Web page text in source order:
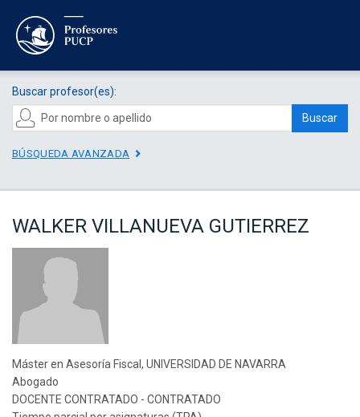
Buscar profesor(es):
Buscar
BÚSQUEDA AVANZADA
WALKER VILLANUEVA GUTIERREZ
Máster en Asesoría Fiscal, UNIVERSIDAD DE NAVARRA
Abogado
DOCENTE CONTRATADO - CONTRATADO